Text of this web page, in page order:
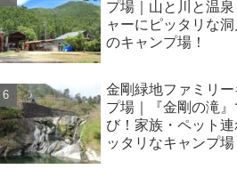
プ場｜山と川と温
ャーにピッタリな洞
のキャンプ場！
金剛緑地ファミリー
プ場｜『金剛の滝
び！家族・ペット
ッタリなキャンプ場